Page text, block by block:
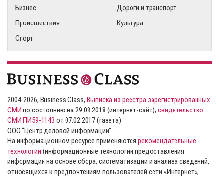
Бизнес
Дороги и транспорт
Происшествия
Культура
Спорт
2004-2026, Business Class, Выписка из реестра зарегистрированных
СМИ по состоянию на 29.08.2018 (интернет-сайт), свидетельство
СМИ ПИ59-1143 от 07.02.2017 (газета)
ООО “Центр деловой информации”
На информационном ресурсе применяются рекомендательные
технологии (информационные технологии предоставления
информации на основе сбора, систематизации и анализа сведений,
относящихся к предпочтениям пользователей сети «Интернет»,